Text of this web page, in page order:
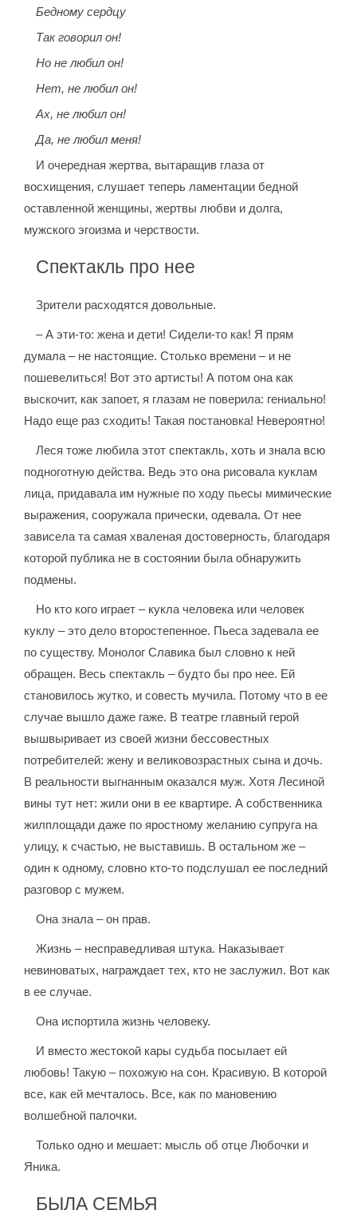
Бедному сердцу
Так говорил он!
Но не любил он!
Нет, не любил он!
Ах, не любил он!
Да, не любил меня!
И очередная жертва, вытаращив глаза от
восхищения, слушает теперь ламентации бедной
оставленной женщины, жертвы любви и долга,
мужского эгоизма и черствости.
Спектакль про нее
Зрители расходятся довольные.
– А эти-то: жена и дети! Сидели-то как! Я прям
думала – не настоящие. Столько времени – и не
пошевелиться! Вот это артисты! А потом она как
выскочит, как запоет, я глазам не поверила: гениально!
Надо еще раз сходить! Такая постановка! Невероятно!
Леся тоже любила этот спектакль, хоть и знала всю
подноготную действа. Ведь это она рисовала куклам
лица, придавала им нужные по ходу пьесы мимические
выражения, сооружала прически, одевала. От нее
зависела та самая хваленая достоверность, благодаря
которой публика не в состоянии была обнаружить
подмены.
Но кто кого играет – кукла человека или человек
куклу – это дело второстепенное. Пьеса задевала ее
по существу. Монолог Славика был словно к ней
обращен. Весь спектакль – будто бы про нее. Ей
становилось жутко, и совесть мучила. Потому что в ее
случае вышло даже гаже. В театре главный герой
вышвыривает из своей жизни бессовестных
потребителей: жену и великовозрастных сына и дочь.
В реальности выгнанным оказался муж. Хотя Лесиной
вины тут нет: жили они в ее квартире. А собственника
жилплощади даже по яростному желанию супруга на
улицу, к счастью, не выставишь. В остальном же –
один к одному, словно кто-то подслушал ее последний
разговор с мужем.
Она знала – он прав.
Жизнь – несправедливая штука. Наказывает
невиноватых, награждает тех, кто не заслужил. Вот как
в ее случае.
Она испортила жизнь человеку.
И вместо жестокой кары судьба посылает ей
любовь! Такую – похожую на сон. Красивую. В которой
все, как ей мечталось. Все, как по мановению
волшебной палочки.
Только одно и мешает: мысль об отце Любочки и
Яника.
БЫЛА СЕМЬЯ